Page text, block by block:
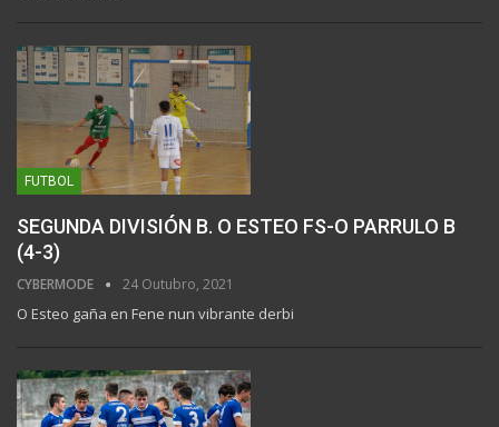
FUTBOL
SEGUNDA DIVISIÓN B. O ESTEO FS-O PARRULO B
(4-3)
CYBERMODE 24 Outubro, 2021
O Esteo gaña en Fene nun vibrante derbi